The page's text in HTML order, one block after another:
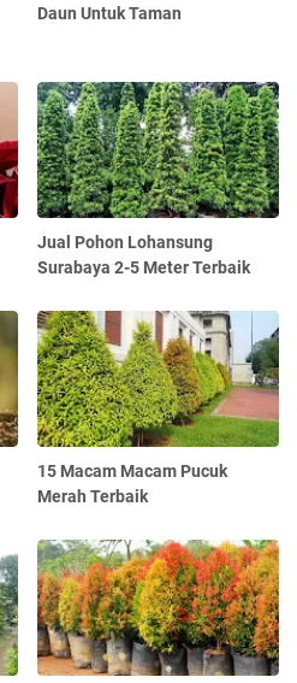
Daun Untuk Taman
Jual Pohon Lohansung
Surabaya 2-5 Meter Terbaik
15 Macam Macam Pucuk
Merah Terbaik